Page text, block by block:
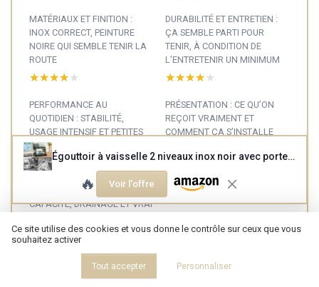
MATÉRIAUX ET FINITION :
INOX CORRECT, PEINTURE
NOIRE QUI SEMBLE TENIR LA
ROUTE
★★★★★
★★★★★
DURABILITÉ ET ENTRETIEN :
ÇA SEMBLE PARTI POUR
TENIR, À CONDITION DE
L’ENTRETENIR UN MINIMUM
★★★★★
★★★★★
PERFORMANCE AU
QUOTIDIEN : STABILITÉ,
USAGE INTENSIF ET PETITES
LIMITES
★★★★★
★★★★★
PRÉSENTATION : CE QU’ON
REÇOIT VRAIMENT ET
COMMENT ÇA S’INSTALLE
★★★★★
★★★★★
EFFICACITÉ AU QUOTIDIEN :
CAPACITÉ, DRAINAGE ET VRAI
★★★★★
★★★★★
Égouttoir à vaisselle 2 niveaux inox noir avec porte‑ustensiles
🔥 Voir l'offre
Ce site utilise des cookies et vous donne le contrôle sur ceux que vous
souhaitez activer
Tout accepter Personnaliser